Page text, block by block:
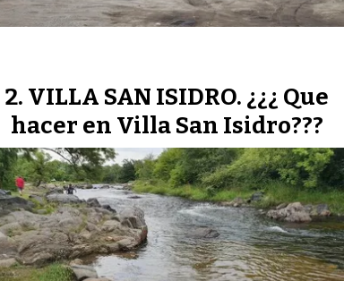
VILLA SAN ISIDRO. ¿¿¿ Que
hacer en Villa San Isidro???